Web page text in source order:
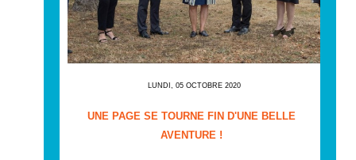
LUNDI, 05 OCTOBRE 2020
UNE PAGE SE TOURNE FIN D'UNE BELLE
AVENTURE !